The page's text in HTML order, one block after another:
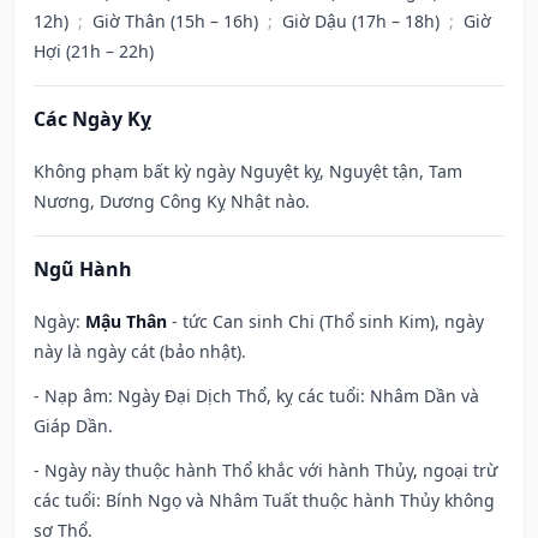
12h) ; Giờ Thân (15h – 16h) ; Giờ Dậu (17h – 18h) ; Giờ
Hợi (21h – 22h)
Các Ngày Kỵ
Không phạm bất kỳ ngày Nguyệt kỵ, Nguyệt tận, Tam
Nương, Dương Công Kỵ Nhật nào.
Ngũ Hành
Ngày: Mậu Thân - tức Can sinh Chi (Thổ sinh Kim), ngày
này là ngày cát (bảo nhật).
- Nạp âm: Ngày Đại Dịch Thổ, kỵ các tuổi: Nhâm Dần và
Giáp Dần.
- Ngày này thuộc hành Thổ khắc với hành Thủy, ngoại trừ
các tuổi: Bính Ngọ và Nhâm Tuất thuộc hành Thủy không
sợ Thổ.